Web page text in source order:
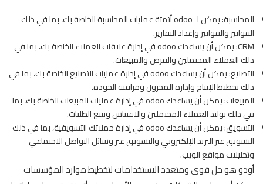
المحاسبة: يمكن لـ odoo أتمتة عمليات المحاسبة الخاصة بك، بما في ذلك
الفواتير والفواتير وإعداد التقارير.
CRM: يمكن أن يساعدك odoo في إدارة علاقات العملاء الخاصة بك، بما في
ذلك العملاء المحتملين والفرص والمبيعات.
التصنيع: يمكن أن يساعدك odoo في إدارة عمليات التصنيع الخاصة بك، بما في
ذلك تخطيط الإنتاج وإدارة المخزون ومراقبة الجودة.
المبيعات: يمكن أن يساعدك odoo في إدارة عمليات المبيعات الخاصة بك، بما
في ذلك توليد العملاء المحتملين والاقتباس وتتبع الطلبات.
التسويق: يمكن أن يساعدك odoo في إدارة حملاتك التسويقية، بما في ذلك
التسويق عبر البريد الإلكتروني والتسويق عبر وسائل التواصل الاجتماعي
وتحليلات مواقع الويب.
أودو هو حل قوي ومتعدد الاستخدامات لتخطيط موارد المؤسسات